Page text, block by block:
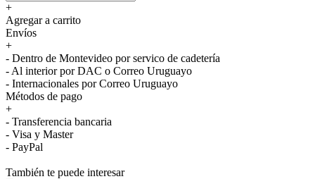
+
Agregar a carrito
Envíos
+
- Dentro de Montevideo por servico de cadetería
- Al interior por DAC o Correo Uruguayo
- Internacionales por Correo Uruguayo
Métodos de pago
+
- Transferencia bancaria
- Visa y Master
- PayPal
También te puede interesar